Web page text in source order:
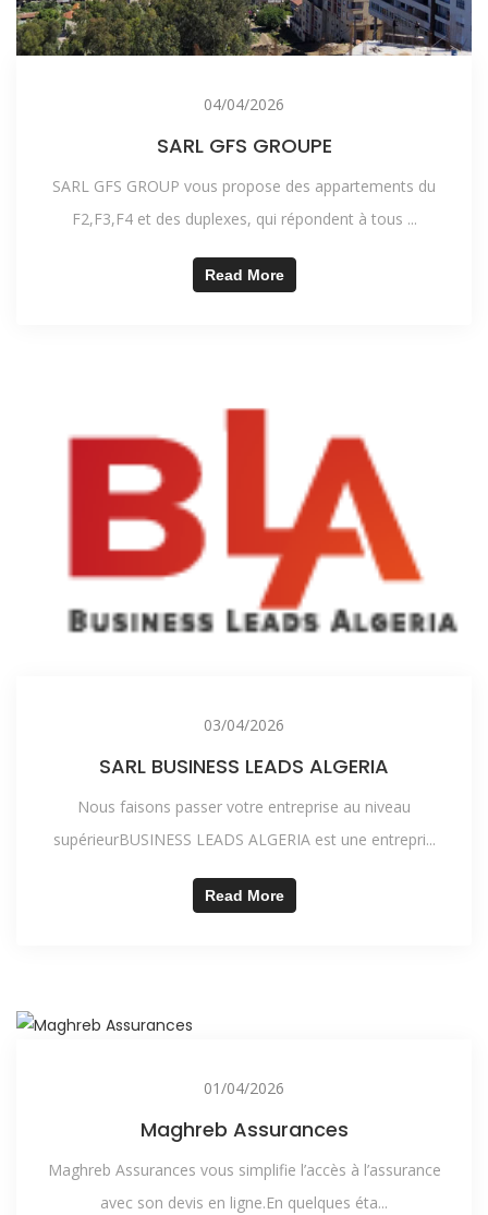
04/04/2026
SARL GFS GROUPE
SARL GFS GROUP vous propose des appartements du
F2,F3,F4 et des duplexes, qui répondent à tous ...
Read More
03/04/2026
SARL BUSINESS LEADS ALGERIA
Nous faisons passer votre entreprise au niveau
supérieurBUSINESS LEADS ALGERIA est une entrepri...
Read More
01/04/2026
Maghreb Assurances
Maghreb Assurances vous simplifie l’accès à l’assurance
avec son devis en ligne.En quelques éta...